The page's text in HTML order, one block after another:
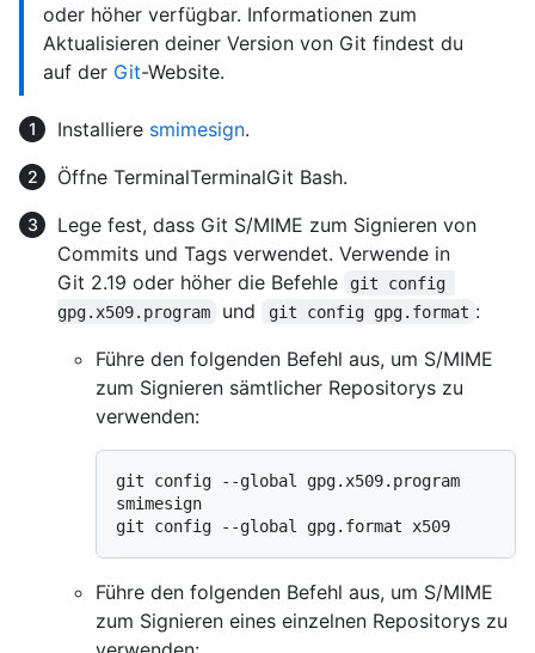
oder höher verfügbar. Informationen zum
Aktualisieren deiner Version von Git findest du
auf der Git-Website.
Installiere smimesign.
Öffne TerminalTerminalGit Bash.
Lege fest, dass Git S/MIME zum Signieren von
Commits und Tags verwendet. Verwende in
Git 2.19 oder höher die Befehle
git config
gpg.x509.program
und git config gpg.format :
Führe den folgenden Befehl aus, um S/MIME
zum Signieren sämtlicher Repositorys zu
verwenden:
git config --global gpg.x509.program
smimesign
Führe den folgenden Befehl aus, um S/MIME
zum Signieren eines einzelnen Repositorys zu